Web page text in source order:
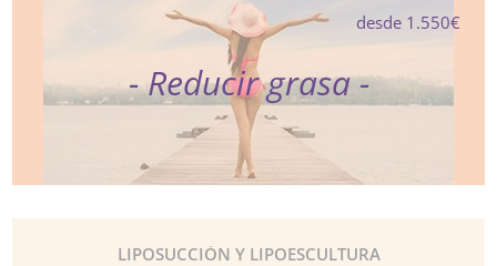
desde 1.550€
- Reducir grasa -
LIPOSUCCIÓN Y LIPOESCULTURA